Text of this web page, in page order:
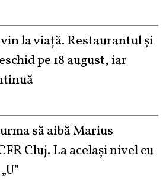
la viață. Restaurantul și
pe 18 august, iar
să aibă Marius
Cluj. La același nivel cu